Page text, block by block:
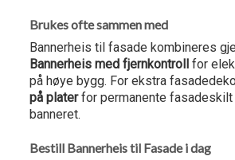
Brukes ofte sammen med
Bannerheis til fasade kombineres
Bannerheis med fjernkontroll
for
på høye bygg. For ekstra
på platerfor permanente fasadeskilt
banneret.
Bestill Bannerheis til Fasade i dag